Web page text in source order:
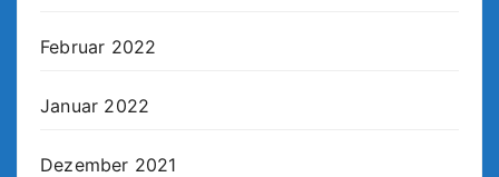
Februar 2022
Januar 2022
Dezember 2021